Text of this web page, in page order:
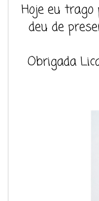
Hoje eu
deu de
Obrigada